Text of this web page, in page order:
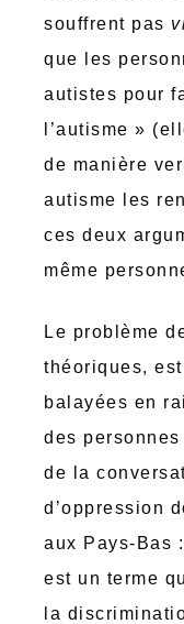
souffrent pas
que les
autistes pour
l’autisme »
de manière
autisme les
ces deux
même
Le problème
théoriques,
balayées en
des
de la
d’oppression
aux Pays-Bas
est un terme
la